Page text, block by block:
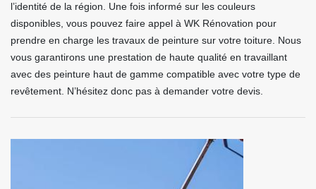
l’identité de la région. Une fois informé sur les couleurs
disponibles, vous pouvez faire appel à WK Rénovation pour
prendre en charge les travaux de peinture sur votre toiture. Nous
vous garantirons une prestation de haute qualité en travaillant
avec des peinture haut de gamme compatible avec votre type de
revêtement. N’hésitez donc pas à demander votre devis.